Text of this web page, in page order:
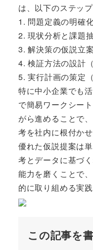
は、以下のステッ
1. 問題定義の明確
2. 現状分析と課題
3. 解決策の仮説立
4. 検証方法の設計
5. 実行計画の策定
特に中小企業でも
で簡易ワークシー
がら進めることで
考を社内に根付か
優れた仮説提案は
考とデータに基づ
能力を磨くことで
的に取り組める実
この記事を